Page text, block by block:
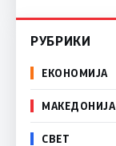
РУБРИКИ
ЕКОНОМИЈА
МАКЕДОНИЈА
СВЕТ